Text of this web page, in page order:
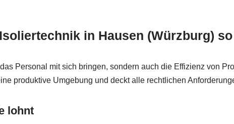
in Hausen (Würzburg)
Personal mit sich bringen, sondern auch die Effizienz von
produktive Umgebung und deckt alle rechtlichen
lohnt